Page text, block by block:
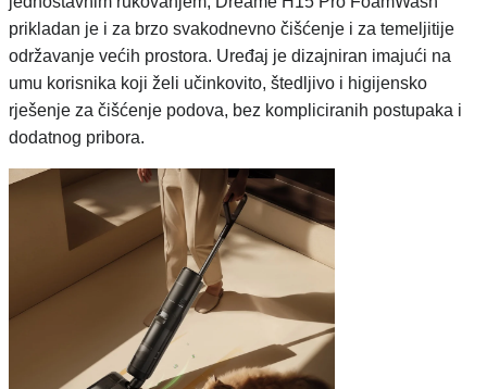
prikladan je i za brzo svakodnevno čišćenje i za temeljitije
održavanje većih prostora. Uređaj je dizajniran imajući na
umu korisnika koji želi učinkovito, štedljivo i higijensko
rješenje za čišćenje podova, bez kompliciranih postupaka i
dodatnog pribora.